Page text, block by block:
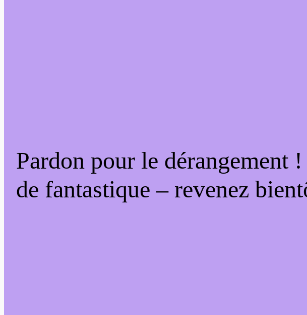
Pardon pour le dérangement
de fantastique – revenez